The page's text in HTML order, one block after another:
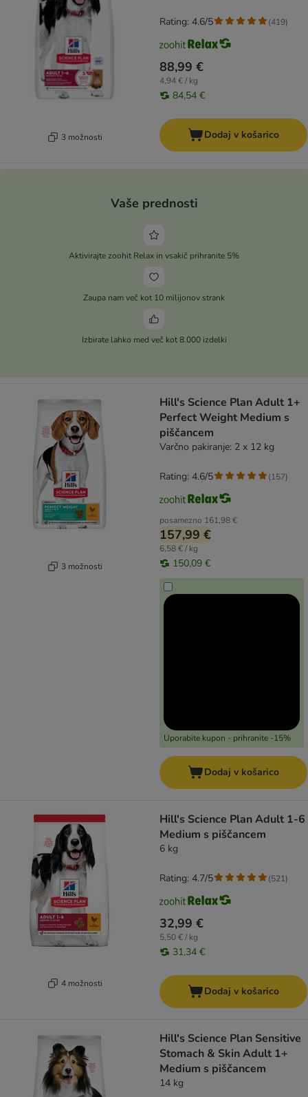
3 možnosti
88,99 €
4,94 € / kg
84,54 €
Rating: 4.6/5 (419)
Dodaj v košarico
Vaše prednosti
Aktivirajte zoohit Relax in vsakič prihranite 5%
Zaupa nam več kot 10 milijonov strank
Izbirate lahko med več kot 8.000 izdelki
3 možnosti
Hill's Science Plan Adult 1+
Perfect Weight Medium s
piščancem
Varčno pakiranje: 2 x 12 kg
posamezno 161,98 €
157,99 €
6,58 € / kg
150,09 €
Uporabite kupon - prihranite -15%
Rating: 4.6/5 (157)
Dodaj v košarico
4 možnosti
Hill's Science Plan Adult 1-6
Medium s piščancem
6 kg
32,99 €
5,50 € / kg
31,34 €
Rating: 4.7/5 (521)
Dodaj v košarico
Hill's Science Plan Sensitive
Stomach & Skin Adult 1+
Medium s piščancem
14 kg